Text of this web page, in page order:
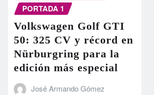
PORTADA 1
Volkswagen Golf GTI
50: 325 CV y récord en
Nürburgring para la
edición más especial
José Armando Gómez